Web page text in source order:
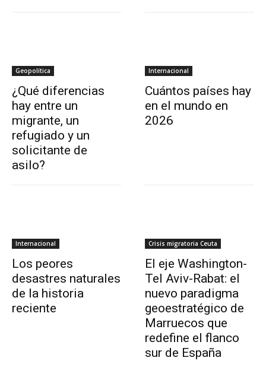
Geopolítica
¿Qué diferencias
hay entre un
migrante, un
refugiado y un
solicitante de
asilo?
Internacional
Cuántos países hay
en el mundo en
2026
Internacional
Los peores
desastres naturales
de la historia
reciente
Crisis migratoria Ceuta
El eje Washington-
Tel Aviv-Rabat: el
nuevo paradigma
geoestratégico de
Marruecos que
redefine el flanco
sur de España